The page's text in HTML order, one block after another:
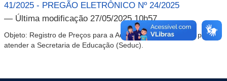
41/2025 - PREGÃO ELETRÔNICO Nº 24/2025
— Última modificação 27/05/2025 10h57
Objeto: Registro de Preços para a Aquisição de Giz escolar, para
atender a Secretaria de Educação (Seduc).